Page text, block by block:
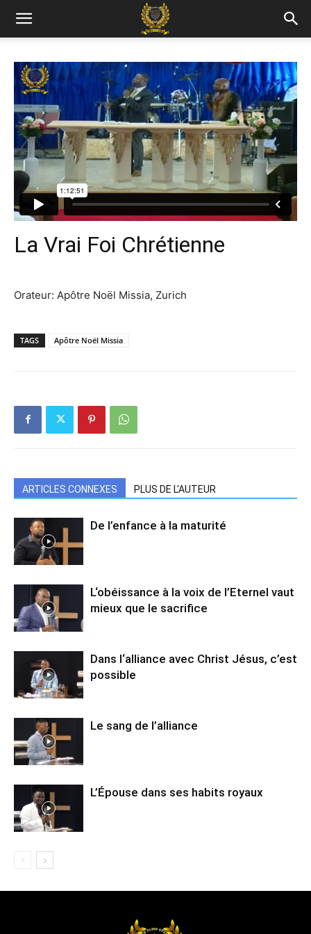
La Vrai Foi Chrétienne
Orateur: Apôtre Noël Missia, Zurich
TAGS Apôtre Noël Missia
ARTICLES CONNEXES PLUS DE L'AUTEUR
De l’enfance à la maturité
L‘obéissance à la voix de l’Eternel vaut
mieux que le sacrifice
Dans l‘alliance avec Christ Jésus, c’est
possible
Le sang de l’alliance
L’Épouse dans ses habits royaux